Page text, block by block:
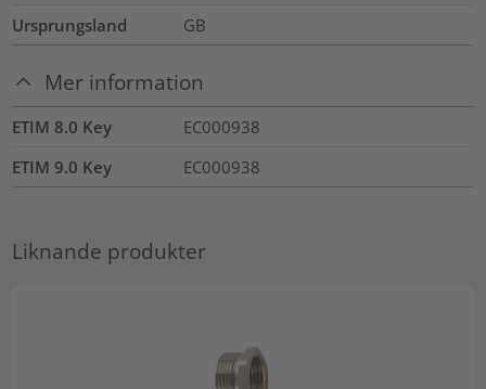
Ursprungsland
GB
Mer information
ETIM 8.0 Key
EC000938
ETIM 9.0 Key
EC000938
Liknande produkter